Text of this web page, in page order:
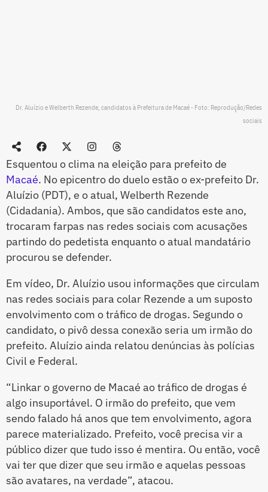
Dr. Aluízio e Welberth Rezende, candidatos à Prefeitura de Macaé - Foto: Reprodução/Redes
sociais
Esquentou o clima na eleição para prefeito de
Macaé. No epicentro do duelo estão o ex-prefeito Dr.
Aluízio (PDT), e o atual, Welberth Rezende
(Cidadania). Ambos, que são candidatos este ano,
trocaram farpas nas redes sociais com acusações
partindo do pedetista enquanto o atual mandatário
procurou se defender.
Em vídeo, Dr. Aluízio usou informações que circulam
nas redes sociais para colar Rezende a um suposto
envolvimento com o tráfico de drogas. Segundo o
candidato, o pivô dessa conexão seria um irmão do
prefeito. Aluízio ainda relatou denúncias às polícias
Civil e Federal.
“Linkar o governo de Macaé ao tráfico de drogas é
algo insuportável. O irmão do prefeito, que vem
sendo falado há anos que tem envolvimento, agora
parece materializado. Prefeito, você precisa vir a
público dizer que tudo isso é mentira. Ou então, você
vai ter que dizer que seu irmão e aquelas pessoas
são avatares, na verdade”, atacou.